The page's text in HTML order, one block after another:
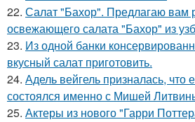
22. Салат "Бахор". Предлагаю вам
освежающего салата "Бахор" из
23. Из одной банки
вкусный салат приготовить.
24. Адель вейгель призналась, что
состоялся именно с Мишей
25. Актеры из нового "Гарри